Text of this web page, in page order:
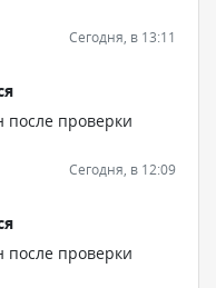
Сегодня, в 13:11
после проверки
Сегодня, в 12:09
после проверки